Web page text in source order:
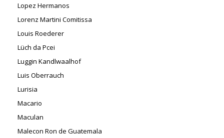
Lopez Hermanos
Lorenz Martini Comitissa
Louis Roederer
Lüch da Pcei
Luggin Kandlwaalhof
Luis Oberrauch
Lurisia
Macario
Maculan
Malecon Ron de Guatemala